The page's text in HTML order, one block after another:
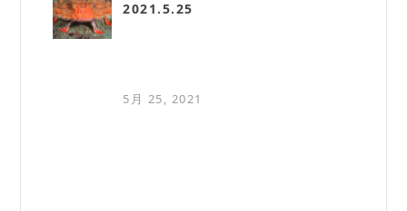
2021.5.25
5月 25, 2021